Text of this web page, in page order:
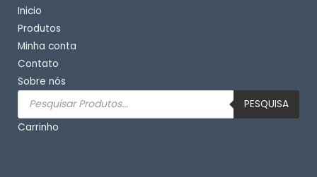
Inicio
Produtos
Minha conta
Contato
Sobre nós
Pesquisar
produtos
PESQUISA
Carrinho